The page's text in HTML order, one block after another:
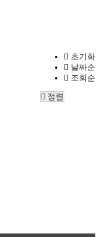
초기화
날짜순
조회순
정렬